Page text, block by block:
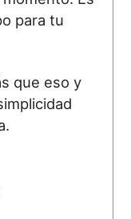
para tu
que eso y